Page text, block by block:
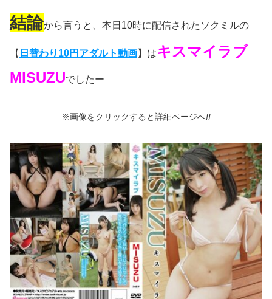
結論から言うと、本日10時に配信されたソクミルの
【 日替わり10円アダルト動画】はキスマイラブ
MISUZUでしたー
※画像をクリックすると詳細ページへ!!